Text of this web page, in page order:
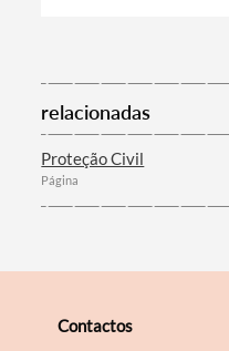
relacionadas
Proteção Civil
Página
Contactos